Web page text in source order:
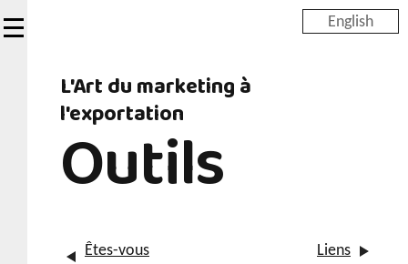
to
English
L'Art du marketing à
l'exportation
Outils
Êtes-vous
Liens